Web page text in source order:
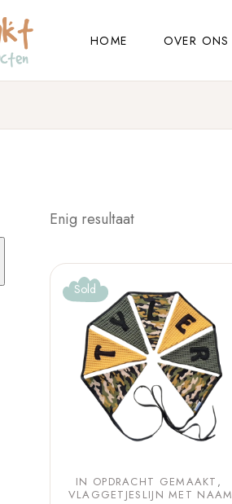
HOME OVER ONS
Enig resultaat
Sold
IN OPDRACHT GEMAAKT
VLAGGETJESLIJN MET NAAM